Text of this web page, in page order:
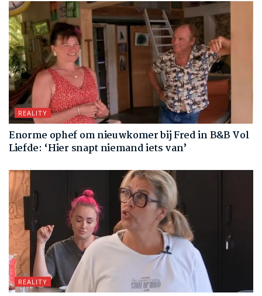
REALITY
Enorme ophef om nieuwkomer bij Fred in B&B Vol
Liefde: ‘Hier snapt niemand iets van’
REALITY